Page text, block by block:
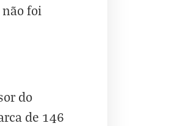
foi
do
de 146